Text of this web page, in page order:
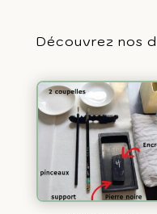
Découvrez nos